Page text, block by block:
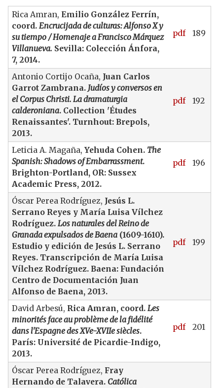
Rica Amran, Emilio González Ferrín,
coord. Encrucijada de culturas: Alfonso X y
su tiempo / Homenaje a Francisco Márquez
Villanueva. Sevilla: Colección Ánfora,
7, 2014.
pdf 189
Antonio Cortijo Ocaña, Juan Carlos
Garrot Zambrana. Judíos y conversos en
el Corpus Christi. La dramaturgia
calderoniana. Collection 'Études
Renaissantes'. Turnhout: Brepols,
2013.
pdf 192
Leticia A. Magaña, Yehuda Cohen. The
Spanish: Shadows of Embarrassment.
Brighton-Portland, OR: Sussex
Academic Press, 2012.
pdf 196
Óscar Perea Rodríguez, Jesús L.
Serrano Reyes y María Luisa Vílchez
Rodríguez. Los naturales del Reino de
Granada expulsados de Baena(1609-1610).
Estudio y edición de Jesús L. Serrano
Reyes. Transcripción de María Luisa
Vílchez Rodríguez. Baena: Fundación
Centro de Documentación Juan
Alfonso de Baena, 2013.
pdf 199
David Arbesú, Rica Amran, coord. Les
minorités face au problème de la fidélité
dans l'Espagne des XVe-XVIIe siècles.
París: Université de Picardie-Indigo,
2013.
pdf 201
Óscar Perea Rodríguez, Fray
Hernando de Talavera. Católica